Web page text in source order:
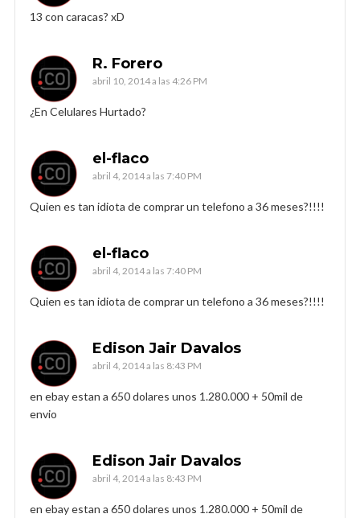
13 con caracas? xD
R. Forero
abril 10, 2014 a las 4:26 PM
¿En Celulares Hurtado?
el-flaco
abril 4, 2014 a las 7:40 PM
Quien es tan idiota de comprar un telefono a 36 meses?!!!!
el-flaco
abril 4, 2014 a las 7:40 PM
Quien es tan idiota de comprar un telefono a 36 meses?!!!!
Edison Jair Davalos
abril 4, 2014 a las 8:43 PM
en ebay estan a 650 dolares unos 1.280.000 + 50mil de
envio
Edison Jair Davalos
abril 4, 2014 a las 8:43 PM
en ebay estan a 650 dolares unos 1.280.000 + 50mil de